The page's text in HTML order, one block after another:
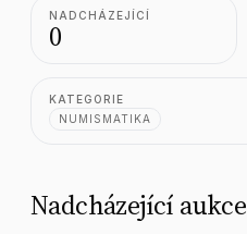
NADCHÁZEJÍCÍ
0
KATEGORIE
NUMISMATIKA
Nadcházející aukce